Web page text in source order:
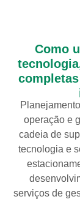
Como
operação e
cadeia de
tecnologia e
serviços de